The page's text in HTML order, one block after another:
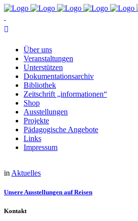
Über uns
Ver­an­stal­tun­gen
Un­ter­stüt­zen
Do­ku­men­ta­ti­ons­ar­chiv
Bi­blio­thek
Zeit­schrift „in­for­ma­tio­nen“
Shop
Aus­stel­lun­gen
Pro­jek­te
Päd­ago­gi­sche Angebote
Links
Im­pres­sum
in Aktuelles
Un­se­re Aus­stel­lun­gen auf Reisen
Kontakt